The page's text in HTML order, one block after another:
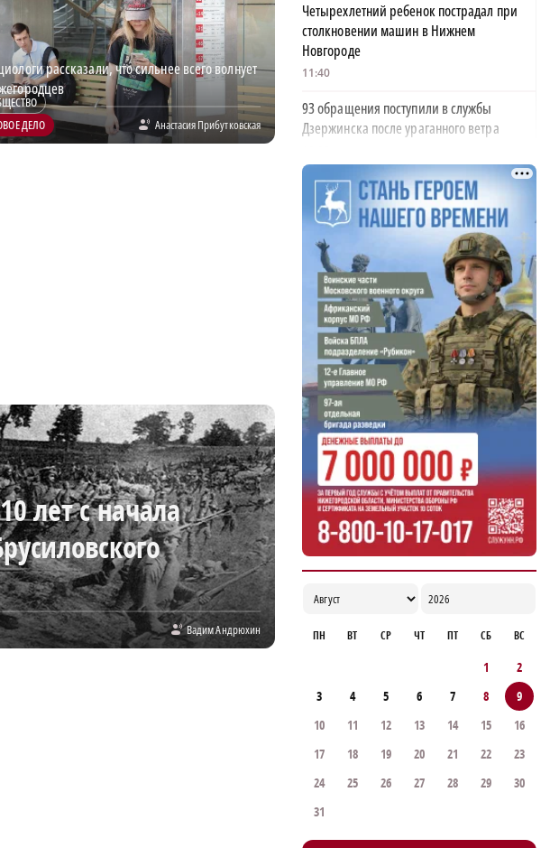
рассказали, что сильнее всего волнует
ДЕЛО
Анастасия Прибутковская
лет с начала
Вадим Андрюхин
Четырехлетний ребенок пострадал при
столкновении машин в Нижнем
Новгороде
11:40
93 обращения поступили в службы
Дзержинска после ураганного ветра
350 пар поженились в Нижегородской
области в «красивую дату»
10:05
Деревянное здание загорелось от удара
молнии в Борском районе
09:42
Глеб Никитин обратился к строителям в
День строителя
06:00
ФК «Нижний Новгород» одержал пятую
победу подряд
21:08
ПН ВТ СР ЧТ ПТ СБ ВС
1
2
3
4 5 6 7 8
9
10
11 12 13 14 15
16
17
18 19 20 21 22
23
24
25 26 27 28 29
30
31